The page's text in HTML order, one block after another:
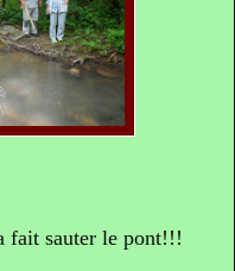
fait sauter le pont!!!